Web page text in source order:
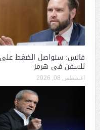
فانس: سنواصل الضغط على
للسفن فى هرمز
أغسطس 08, 2026